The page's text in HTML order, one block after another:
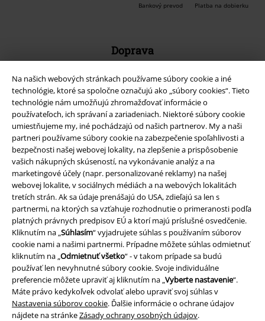
Na našich webových stránkach používame súbory cookie a iné
technológie, ktoré sa spoločne označujú ako „súbory cookies“. Tieto
technológie nám umožňujú zhromažďovať informácie o
používateľoch, ich správaní a zariadeniach. Niektoré súbory cookie
umiestňujeme my, iné pochádzajú od našich partnerov. My a naši
partneri používame súbory cookie na zabezpečenie spoľahlivosti a
bezpečnosti našej webovej lokality, na zlepšenie a prispôsobenie
vašich nákupných skúseností, na vykonávanie analýz a na
marketingové účely (napr. personalizované reklamy) na našej
webovej lokalite, v sociálnych médiách a na webových lokalitách
tretích strán. Ak sa údaje prenášajú do USA, zdieľajú sa len s
partnermi, na ktorých sa vzťahuje rozhodnutie o primeranosti podľa
platných právnych predpisov EÚ a ktorí majú príslušné osvedčenie.
Kliknutím na „ Súhlasím“ vyjadrujete súhlas s používaním súborov
cookie nami a našimi partnermi. Prípadne môžete súhlas odmietnuť
kliknutím na „ Odmietnuť všetko“ - v takom prípade sa budú
používať len nevyhnutné súbory cookie. Svoje individuálne
preferencie môžete upraviť aj kliknutím na „ Vyberte nastavenie“.
Máte právo kedykoľvek odvolať alebo upraviť svoj súhlas v
Nastavenia súborov cookie. Ďalšie informácie o ochrane údajov
nájdete na stránkeZásady ochrany osobných údajov.
Bankový prevod Platba na dobierku
Doprava
Nová aplikácia EMP
Stiahnite si novú EMP aplikáciu zdarma a využite všetky nové
funkcie a výhody!
A Warner Music Group Company